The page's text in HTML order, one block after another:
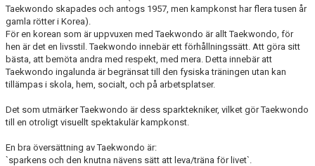
Taekwondo skapades och antogs 1957, men kampkonst har flera tusen år
gamla rötter i Korea).
För en korean som är uppvuxen med Taekwondo är allt Taekwondo, för
hen är det en livsstil. Taekwondo innebär ett förhållningssätt. Att göra sitt
bästa, att bemöta andra med respekt, med mera. Detta innebär att
Taekwondo ingalunda är begränsat till den fysiska träningen utan kan
tillämpas i skola, hem, socialt, och på arbetsplatser.
Det som utmärker Taekwondo är dess sparktekniker, vilket gör Taekwondo
till en otroligt visuellt spektakulär kampkonst.
En bra översättning av Taekwondo är:
`sparkens och den knutna nävens sätt att leva/träna för livet`.